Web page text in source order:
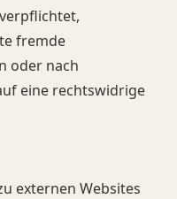
fremde
oder nach
eine rechtswidrige
externen Websites